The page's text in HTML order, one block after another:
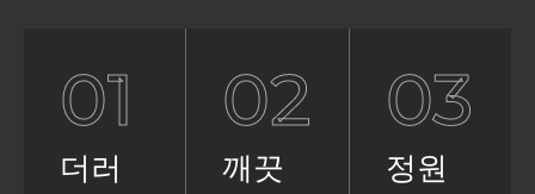
01
더러
02
깨끗
03
정원